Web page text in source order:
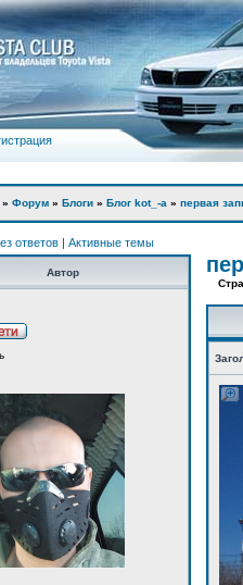
» Форум » Блоги » Блог kot_-а » первая
ответов | Активные темы
Автор